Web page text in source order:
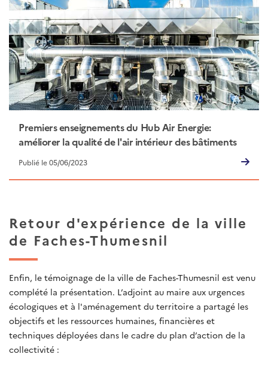
Premiers enseignements du Hub Air Energie:
améliorer la qualité de l'air intérieur des bâtiments
Publié le 05/06/2023
Retour d'expérience de la ville
de Faches-Thumesnil
Enfin, le témoignage de la ville de Faches-Thumesnil est venu
complété la présentation. L’adjoint au maire aux urgences
écologiques et à l'aménagement du territoire a partagé les
objectifs et les ressources humaines, financières et
techniques déployées dans le cadre du plan d’action de la
collectivité :